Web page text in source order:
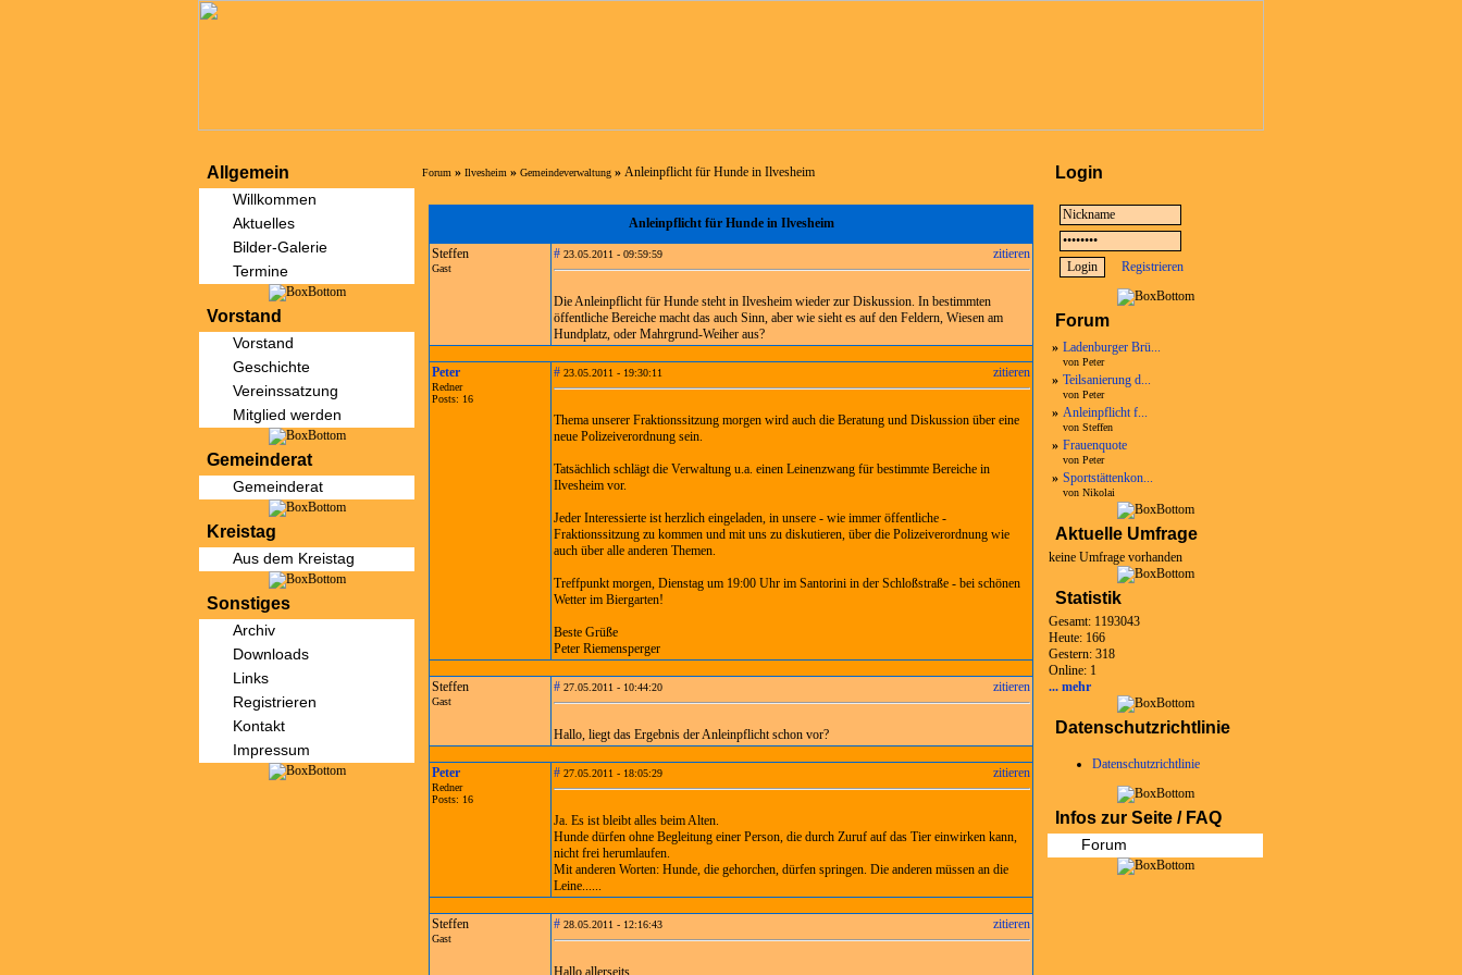
Allgemein
Willkommen
Aktuelles
Bilder-Galerie
Termine
Vorstand
Vorstand
Geschichte
Vereinssatzung
Mitglied werden
Gemeinderat
Gemeinderat
Kreistag
Aus dem Kreistag
Sonstiges
Archiv
Downloads
Links
Registrieren
Kontakt
Impressum
Forum » Ilvesheim » Gemeindeverwaltung » Anleinpflicht für Hunde in Ilvesheim
Anleinpflicht für Hunde in Ilvesheim
Steffen
Gast
# 23.05.2011 - 09:59:59 zitieren
Die Anleinpflicht für Hunde steht in Ilvesheim wieder zur Diskussion. In bestimmten
öffentliche Bereiche macht das auch Sinn, aber wie sieht es auf den Feldern, Wiesen am
Hundplatz, oder Mahrgrund-Weiher aus?
Peter
Redner
Posts: 16
# 23.05.2011 - 19:30:11 zitieren
Thema unserer Fraktionssitzung morgen wird auch die Beratung und Diskussion über eine
neue Polizeiverordnung sein.
Tatsächlich schlägt die Verwaltung u.a. einen Leinenzwang für bestimmte Bereiche in
Ilvesheim vor.
Jeder Interessierte ist herzlich eingeladen, in unsere - wie immer öffentliche -
Fraktionssitzung zu kommen und mit uns zu diskutieren, über die Polizeiverordnung wie
auch über alle anderen Themen.
Treffpunkt morgen, Dienstag um 19:00 Uhr im Santorini in der Schloßstraße - bei schönen
Wetter im Biergarten!
Beste Grüße
Peter Riemensperger
Steffen
Gast
# 27.05.2011 - 10:44:20 zitieren
Hallo, liegt das Ergebnis der Anleinpflicht schon vor?
Peter
Redner
Posts: 16
# 27.05.2011 - 18:05:29 zitieren
Ja. Es ist bleibt alles beim Alten.
Hunde dürfen ohne Begleitung einer Person, die durch Zuruf auf das Tier einwirken kann,
nicht frei herumlaufen.
Mit anderen Worten: Hunde, die gehorchen, dürfen springen. Die anderen müssen an die
Leine......
Steffen
Gast
# 28.05.2011 - 12:16:43 zitieren
Hallo allerseits,
Login
Registrieren
Forum
» Ladenburger Brü...
von Peter
» Teilsanierung d...
von Peter
» Anleinpflicht f...
von Steffen
» Frauenquote
von Peter
» Sportstättenkon...
von Nikolai
Aktuelle Umfrage
keine Umfrage vorhanden
Statistik
Gesamt: 1193043
Heute: 166
Gestern: 318
Online: 1
... mehr
Datenschutzrichtlinie
Datenschutzrichtlinie
Infos zur Seite / FAQ
Forum